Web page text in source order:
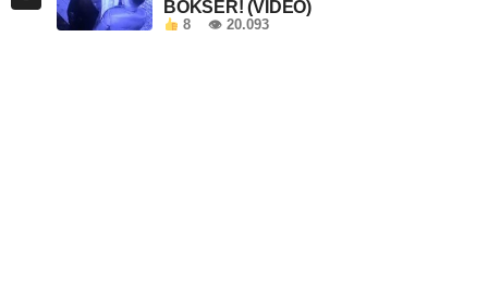
BOKSER! (VIDEO)
8 👁 20.093